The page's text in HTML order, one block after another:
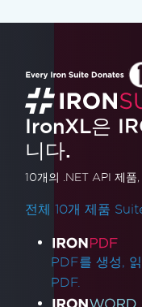
IronXL은
니다.
10개의 .NET API 제품
전체 10개 제품
제품 링크
PDF를 생성,
PDF.